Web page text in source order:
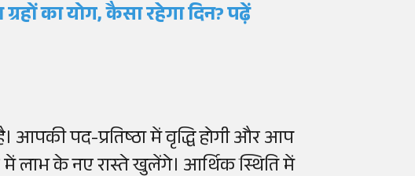
का योग, कैसा रहेगा दिन? पढ़ें
आपकी पद-प्रतिष्ठा में वृद्धि होगी और आप
में लाभ के नए रास्ते खुलेंगे। आर्थिक स्थिति में